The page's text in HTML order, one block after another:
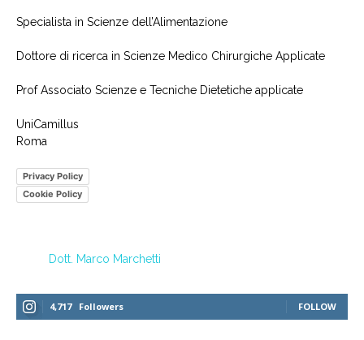
Specialista in Scienze dell’Alimentazione
Dottore di ricerca in Scienze Medico Chirurgiche Applicate
Prof Associato Scienze e Tecniche Dietetiche applicate
UniCamillus
Roma
Privacy Policy
Cookie Policy
Dott. Marco Marchetti
4,717 Followers FOLLOW